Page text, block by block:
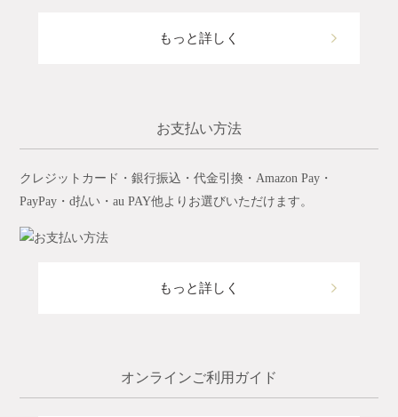
もっと詳しく
お支払い方法
クレジットカード・銀行振込・代金引換・Amazon Pay・
PayPay・d払い・au PAY他よりお選びいただけます。
もっと詳しく
オンラインご利用ガイド